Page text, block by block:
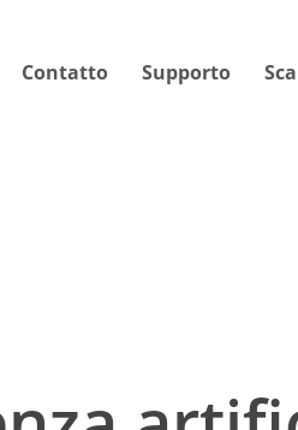
Contatto Supporto